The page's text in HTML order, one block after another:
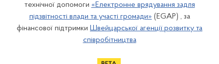
технічної допомоги «Електронне врядування задля
підзвітності влади та участі громади» (EGAP) , за
фінансової підтримки Швейцарської агенції розвитку та
співробітництва